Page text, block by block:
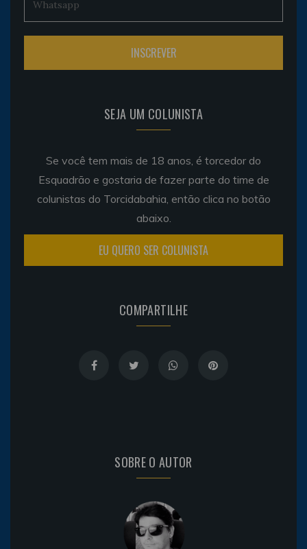
SEJA UM COLUNISTA
Se você tem mais de 18 anos, é torcedor do
Esquadrão e gostaria de fazer parte do time de
colunistas do Torcidabahia, então clica no botão
abaixo.
EU QUERO SER COLUNISTA
COMPARTILHE
SOBRE O AUTOR